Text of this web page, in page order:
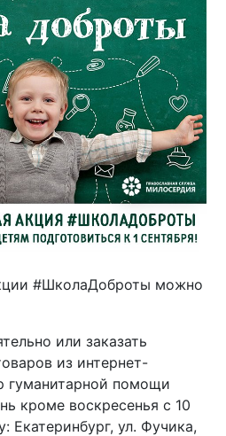
#ШколаДоброты можно
или заказать
из интернет-
гуманитарной помощи
кроме воскресенья с 10
Екатеринбург, ул. Фучика,